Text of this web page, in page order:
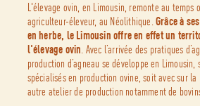
L'élevage ovin, en Limousin, remonte au temps
agriculteur-éleveur, au Néolithique.Grâce à
en herbe, le Limousin offre en effet un
l'élevage ovin. Avec l’arrivée des pratiques
production d’agneau se développe en
spécialisés en production ovine, soit avec sur
autre atelier de production notamment de